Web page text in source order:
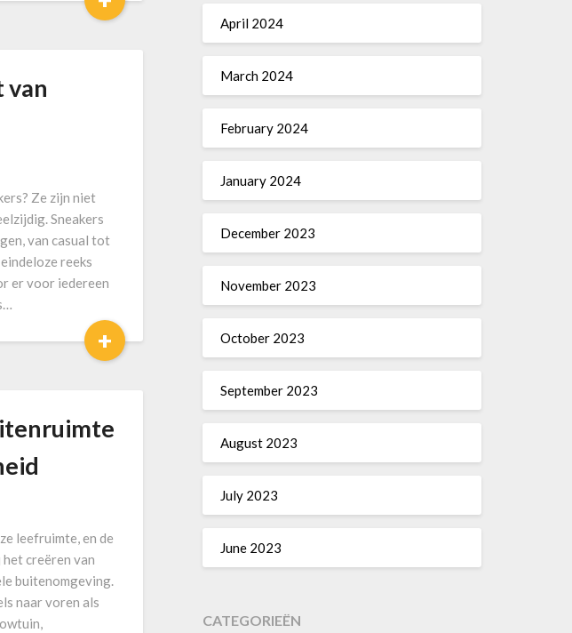
van
Ze zijn niet
Sneakers
van casual tot
reeks
er voor iedereen
+
leefruimte, en de
creëren van
buitenomgeving.
naar voren als
April 2024
March 2024
February 2024
January 2024
December 2023
November 2023
October 2023
September 2023
August 2023
July 2023
June 2023
CATEGORIEËN